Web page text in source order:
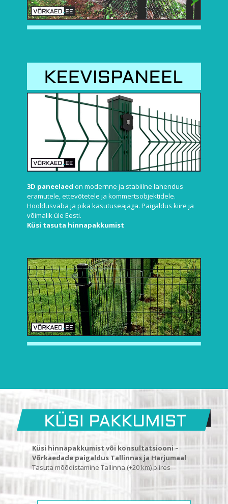
3D paneelaed on modernne ja stabiilne lahendus
eramutele, ettevõtetele ja kommertsobjektidele.
Hooldusvaba ja pika kasutuseajaga. Paigaldus kiire ja
võimalik üle Eesti.
Küsi tasuta hinnapakkumist
Küsi hinnapakkumist või konsultatsiooni –
Võrkaedade paigaldus Tallinnas ja Harjumaal
Tasuta mõõdistamine Tallinna (+20 km) piires